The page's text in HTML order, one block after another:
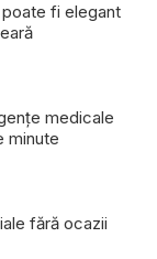
fi elegant
medicale
minute
fără ocazii